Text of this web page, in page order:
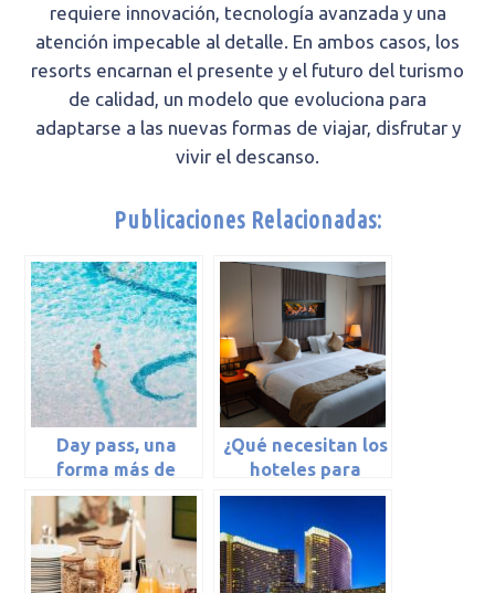
requiere innovación, tecnología avanzada y una
atención impecable al detalle. En ambos casos, los
resorts encarnan el presente y el futuro del turismo
de calidad, un modelo que evoluciona para
adaptarse a las nuevas formas de viajar, disfrutar y
vivir el descanso.
Publicaciones Relacionadas:
Day pass, una
forma más de
comercializar
servicios
hoteleros
¿Qué necesitan los
hoteles para
mejorar?